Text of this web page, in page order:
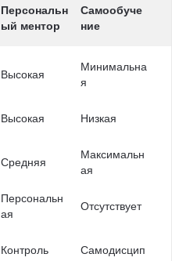
Персональн
ый ментор
Самообуче
ние
Высокая
Минимальна
я
Высокая Низкая
Средняя
Максимальн
ая
Персональн
ая
Отсутствует
Контроль
Самодисцип